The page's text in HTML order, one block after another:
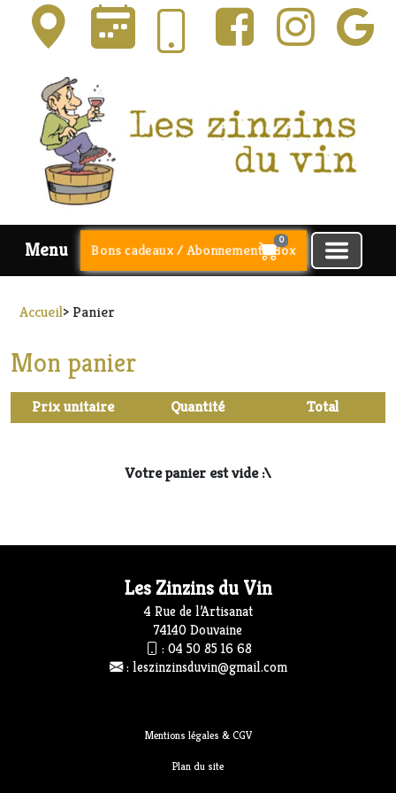
Menu Bons cadeaux / Abonnements Box
0
Accueil> Panier
Mon panier
Prix unitaire Quantité Total
Votre panier est vide :\
Les Zinzins du Vin
4 Rue de l’Artisanat
74140 Douvaine
: 04 50 85 16 68
: leszinzinsduvin@gmail.com
Mentions légales & CGV
Plan du site